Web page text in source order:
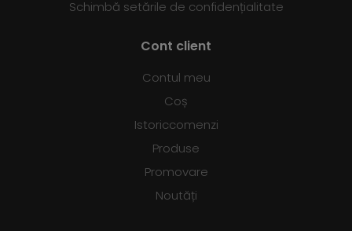
Schimbă setările de confidențialitate
Cont client
Contul meu
Coș
Istoriccomenzi
Produse
Promovare
Noutăți